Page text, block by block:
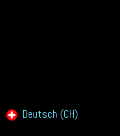
Deutsch (CH)